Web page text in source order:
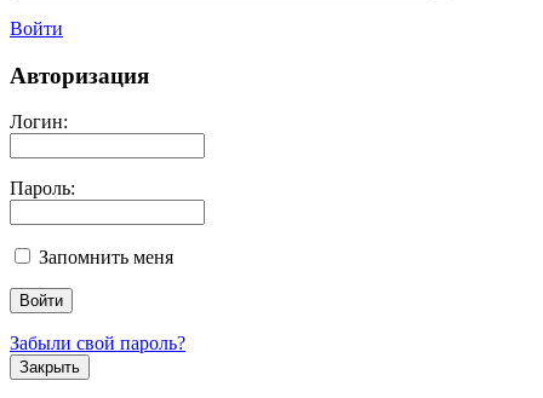
Войти
Авторизация
Логин:
Пароль:
Запомнить меня
Забыли свой пароль?
Закрыть